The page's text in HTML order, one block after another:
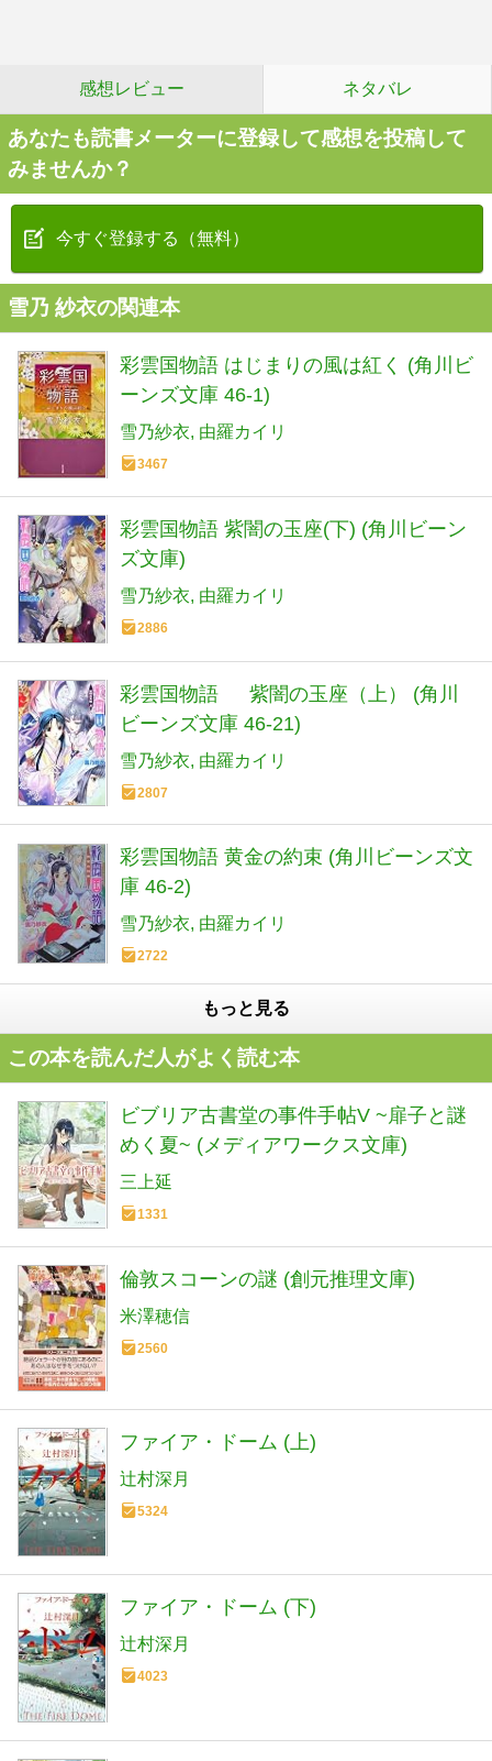
感想レビュー ネタバレ
あなたも読書メーターに登録して感想を投稿して
みませんか？
今すぐ登録する（無料）
雪乃 紗衣の関連本
彩雲国物語 はじまりの風は紅く (角川ビ
ーンズ文庫 46-1)
雪乃紗衣 由羅カイリ
3467
彩雲国物語 紫闇の玉座(下) (角川ビーン
ズ文庫)
雪乃紗衣 由羅カイリ
2886
彩雲国物語 紫闇の玉座（上） (角川
ビーンズ文庫 46-21)
雪乃紗衣 由羅カイリ
2807
彩雲国物語 黄金の約束 (角川ビーンズ文
庫 46-2)
雪乃紗衣 由羅カイリ
2722
もっと見る
この本を読んだ人がよく読む本
ビブリア古書堂の事件手帖V ~扉子と謎
めく夏~ (メディアワークス文庫)
三上延
1331
倫敦スコーンの謎 (創元推理文庫)
米澤穂信
2560
ファイア・ドーム (上)
辻村深月
5324
ファイア・ドーム (下)
辻村深月
4023